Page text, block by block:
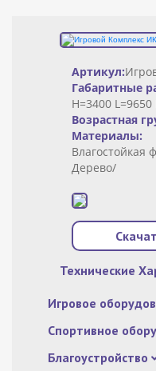
Артикул:
Габаритные
H=3400 L=9650
Возрастная
Материалы:
Влагостойкая
Дерево/
Технические
Игровое
Спортивное
Благоустройство